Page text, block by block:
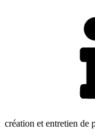
création et entretien de